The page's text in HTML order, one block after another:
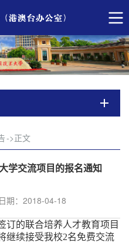
->正文
学交流项目的报名通知
期：2018-04-18
订的联合培养人才教育项目
继续接受我校2名免费交流